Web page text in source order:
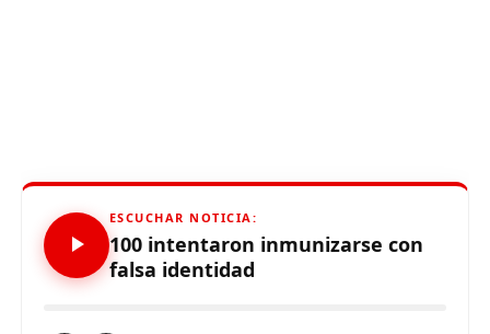
ESCUCHAR NOTICIA:
100 intentaron inmunizarse con
falsa identidad